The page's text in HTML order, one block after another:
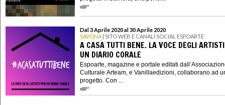
Dal 3 Aprile 2020 al 30 Aprile 2020
SAVONA | SITO WEB E CANALI SOCIAL ESPOARTE
A CASA TUTTI BENE. LA VOCE DEGLI
UN DIARIO CORALE
Espoarte, magazine e portale editati
Culturale Arteam, e Vanillaedizioni, collaborano ad
progetto. Con ...